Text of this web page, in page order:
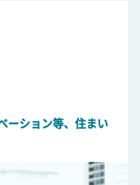
ーション等、住まい